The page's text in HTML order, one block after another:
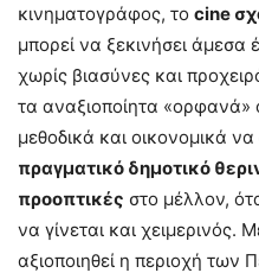
κινηματογράφος, το cine
μπορεί να ξεκινήσει
χωρίς βιασύνες και
τα αναξιοποίητα «ορφανά»
μεθοδικά και οικονομικά
πραγματικό δημοτικό
προοπτικές στο μέλλον,
να γίνεται και χειμερινός.
αξιοποιηθεί η περιοχή